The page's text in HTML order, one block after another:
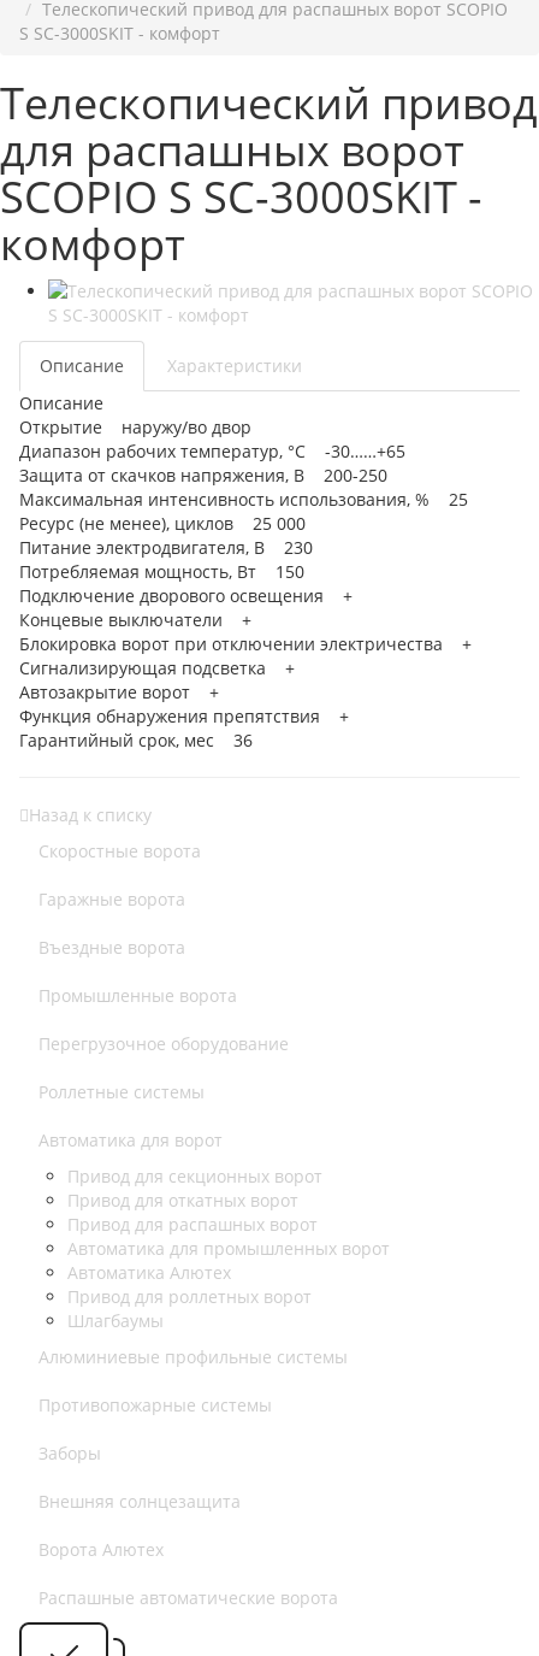
Телескопический привод для распашных ворот SCOPIO
S SC-3000SKIT - комфорт
Телескопический привод
для распашных ворот
SCOPIO S SC-3000SKIT -
комфорт
Описание
Характеристики
Описание
Открытие наружу/во двор
Диапазон рабочих температур, °С -30……+65
Защита от скачков напряжения, В 200-250
Максимальная интенсивность использования, % 25
Ресурс (не менее), циклов 25 000
Питание электродвигателя, В 230
Потребляемая мощность, Вт 150
Подключение дворового освещения +
Концевые выключатели +
Блокировка ворот при отключении электричества +
Сигнализирующая подсветка +
Автозакрытие ворот +
Функция обнаружения препятствия +
Гарантийный срок, мес 36
Назад к списку
Скоростные ворота
Гаражные ворота
Въездные ворота
Промышленные ворота
Перегрузочное оборудование
Роллетные системы
Автоматика для ворот
Привод для секционных ворот
Привод для откатных ворот
Привод для распашных ворот
Автоматика для промышленных ворот
Автоматика Алютех
Привод для роллетных ворот
Шлагбаумы
Алюминиевые профильные системы
Противопожарные системы
Заборы
Внешняя солнцезащита
Ворота Алютех
Распашные автоматические ворота